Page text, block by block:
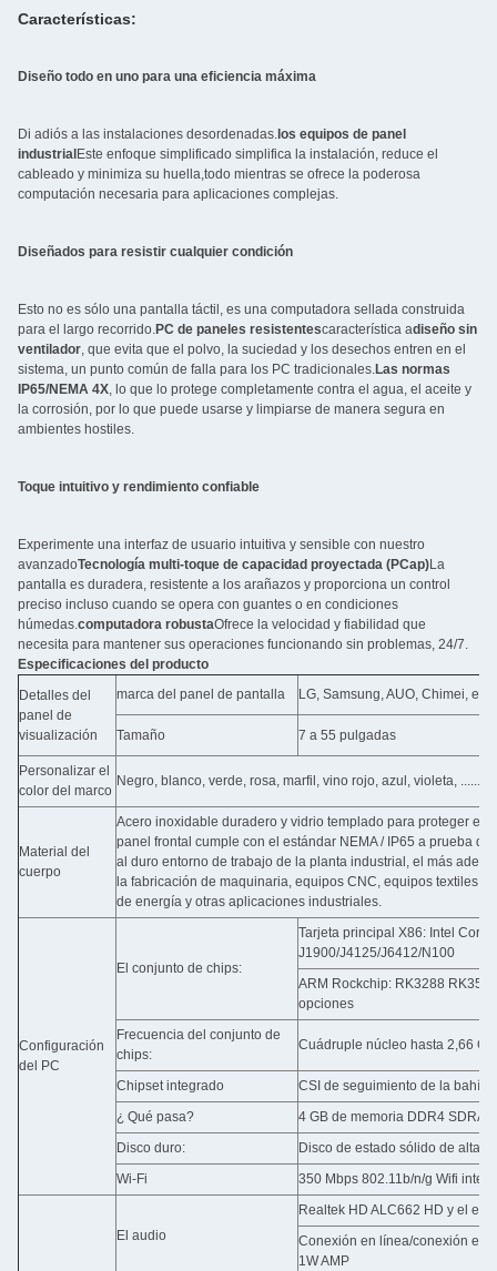
Características:
Diseño todo en uno para una eficiencia máxima
Di adiós a las instalaciones desordenadas. los equipos de panel
industrial Este enfoque simplificado simplifica la instalación, reduce el
cableado y minimiza su huella,todo mientras se ofrece la poderosa
computación necesaria para aplicaciones complejas.
Diseñados para resistir cualquier condición
Esto no es sólo una pantalla táctil, es una computadora sellada construida
para el largo recorrido.PC de paneles resistentescaracterística adiseño sin
ventilador, que evita que el polvo, la suciedad y los desechos entren en el
sistema, un punto común de falla para los PC tradicionales.Las normas
IP65/NEMA 4X, lo que lo protege completamente contra el agua, el aceite y
la corrosión, por lo que puede usarse y limpiarse de manera segura en
ambientes hostiles.
Toque intuitivo y rendimiento confiable
Experimente una interfaz de usuario intuitiva y sensible con nuestro
avanzadoTecnología multi-toque de capacidad proyectada (PCap)La
pantalla es duradera, resistente a los arañazos y proporciona un control
preciso incluso cuando se opera con guantes o en condiciones
húmedas.computadora robustaOfrece la velocidad y fiabilidad que
necesita para mantener sus operaciones funcionando sin problemas, 24/7.
Especificaciones del producto
Detalles del
panel de
visualización
marca del panel de pantalla LG, Samsung, AUO, Chimei,
Tamaño 7 a 55 pulgadas
Personalizar el
color del marco
Negro, blanco, verde, rosa, marfil, vino rojo, azul, violeta,
Material del
cuerpo
Acero inoxidable duradero y vidrio templado para proteger el
panel frontal cumple con el estándar NEMA / IP65 a prueba
al duro entorno de trabajo de la planta industrial, el más
la fabricación de maquinaria, equipos CNC, equipos textiles,
de energía y otras aplicaciones industriales.
Configuración
del PC
El conjunto de chips:
Tarjeta principal X86: Intel Core
J1900/J4125/J6412/N100
ARM Rockchip: RK3288
opciones
Frecuencia del conjunto de
chips:
Cuádruple núcleo hasta 2,66
Chipset integrado
CSI de seguimiento de la bahía
¿ Qué pasa?
4 GB de memoria DDR4
Disco duro:
Disco de estado sólido de alta
Wi-Fi
350 Mbps 802.11b/n/g Wifi
El audio
Realtek HD ALC662 HD y el
Conexión en línea/conexión en
1W AMP